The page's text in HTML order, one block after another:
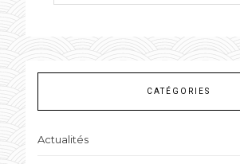
CATÉGORIES
Actualités